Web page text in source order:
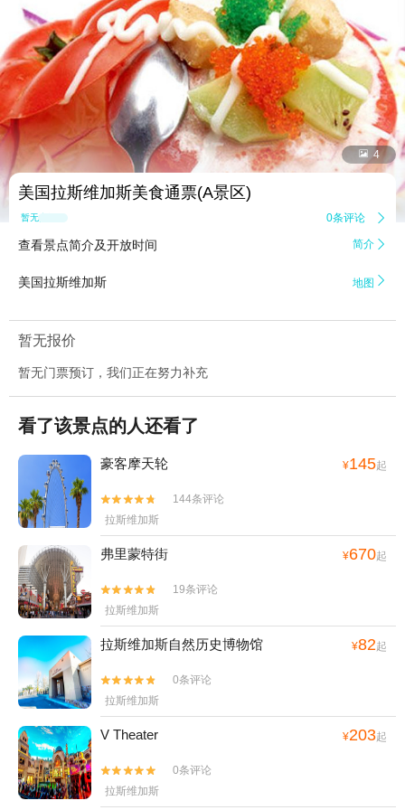
 4
美国拉斯维加斯美食通票(A景区)
暂无点评 0条评论 
查看景点简介及开放时间 简介 
美国拉斯维加斯 地图 
暂无报价
暂无门票预订，我们正在努力补充
看了该景点的人还看了
豪客摩天轮 ¥145起


144条评论
拉斯维加斯
弗里蒙特街 ¥670起


19条评论
拉斯维加斯
拉斯维加斯自然历史博物馆 ¥82起


0条评论
拉斯维加斯
V Theater ¥203起


0条评论
拉斯维加斯
